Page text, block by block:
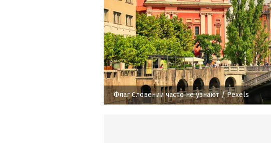
Флаг Словении часто не узнают/ Pexels